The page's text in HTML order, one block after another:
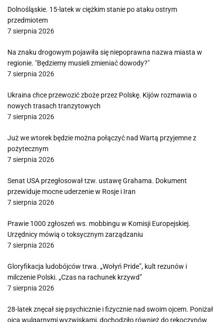
Dolnośląskie. 15-latek w ciężkim stanie po ataku ostrym
przedmiotem
7 sierpnia 2026
Na znaku drogowym pojawiła się niepoprawna nazwa miasta w
regionie. "Będziemy musieli zmieniać dowody?"
7 sierpnia 2026
Ukraina chce przewozić zboże przez Polskę. Kijów rozmawia o
nowych trasach tranzytowych
7 sierpnia 2026
Już we wtorek będzie można połączyć nad Wartą przyjemne z
pożytecznym
7 sierpnia 2026
Senat USA przegłosował tzw. ustawę Grahama. Dokument
przewiduje mocne uderzenie w Rosje i Iran
7 sierpnia 2026
Prawie 1000 zgłoszeń ws. mobbingu w Komisji Europejskiej.
Urzędnicy mówią o toksycznym zarządzaniu
7 sierpnia 2026
Gloryfikacja ludobójców trwa. „Wołyń Pride”, kult rezunów i
milczenie Polski. „Czas na rachunek krzywd”
7 sierpnia 2026
28-latek znęcał się psychicznie i fizycznie nad swoim ojcem. Poniżał
ojca wulgarnymi wyzwiskami, dochodziło również do rękoczynów